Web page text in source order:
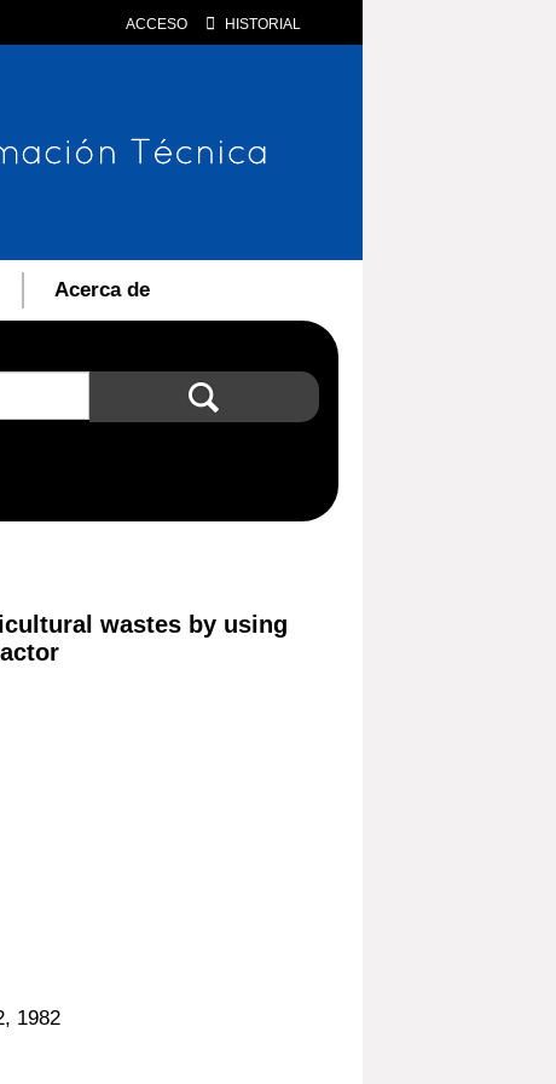
ACCESO HISTORIAL
Acerca de
wastes by using
1982